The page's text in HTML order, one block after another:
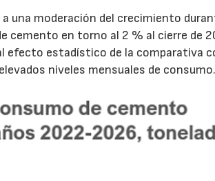
una moderación del crecimiento
cemento en torno al 2 % al cierre de
efecto estadístico de la comparativa
niveles mensuales de consumo.